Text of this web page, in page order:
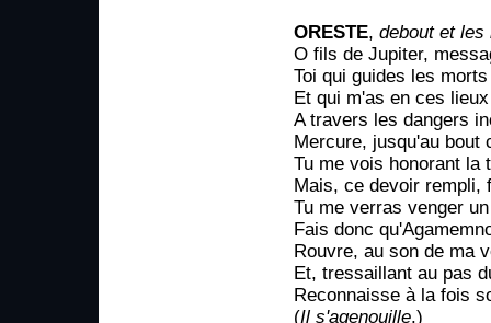
ORESTE, debout et les
O fils de Jupiter,
Toi qui guides les
Et qui m'as en ces
A travers les dangers
Mercure, jusqu'au bout
Tu me vois honorant la
Mais, ce devoir rempli,
Tu me verras venger
Fais donc
Rouvre, au son de ma
Et, tressaillant au pas
Reconnaisse à la fois
(Il s'agenouille.)